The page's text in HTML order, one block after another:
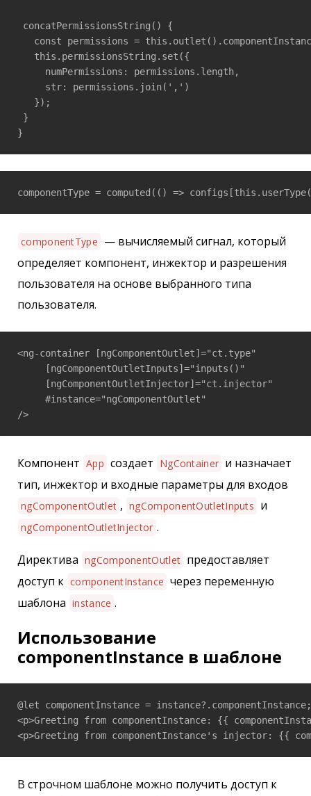
concatPermissionsString() {
const permissions =
   this.permissionsString.set({
     numPermissions: permissions.length,
     str: permissions.join(',')
   });
}
}
componentType = computed(() =>
componentType — вычисляемый сигнал, который
определяет компонент, инжектор и разрешения
пользователя на основе выбранного типа
пользователя.
<ng-container [ngComponentOutlet]="ct.type"
     [ngComponentOutletInputs]="inputs()"
     [ngComponentOutletInjector]="ct.injector"
     #instance="ngComponentOutlet"
/>
Компонент App создает NgContainer и назначает
тип, инжектор и входные параметры для входов
ngComponentOutlet , ngComponentOutletInputs и
ngComponentOutletInjector .
Директива ngComponentOutlet предоставляет
доступ к componentInstance через переменную
шаблона instance .
Использование
componentInstance в шаблоне
@let componentInstance = instance?.componentInstance;
<p>Greeting from componentInstance: {{
<p>Greeting from componentInstance's injector: {{
В строчном шаблоне можно получить доступ к